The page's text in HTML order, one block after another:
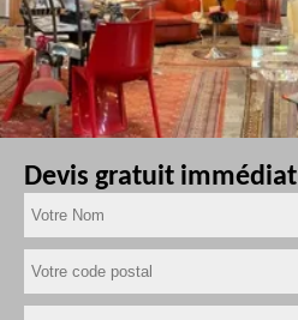
Devis gratuit immédiat